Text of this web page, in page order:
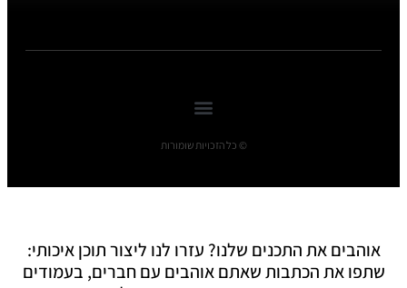
© כל הזכויות שומורות
אוהבים את התכנים שלנו? עזרו לנו ליצור תוכן איכותי:
שתפו את הכתבות שאתם אוהבים עם חברים, בעמודים